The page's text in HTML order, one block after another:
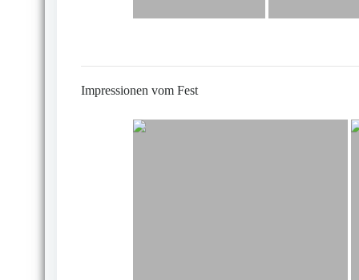
Impressionen vom Fest